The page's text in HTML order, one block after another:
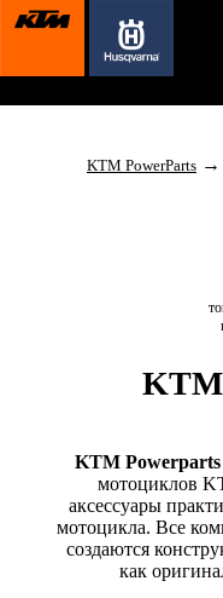
KTM PowerParts →
KTM
KTM Powerparts
мотоциклов
аксессуары
мотоцикла. Все
создаются
как